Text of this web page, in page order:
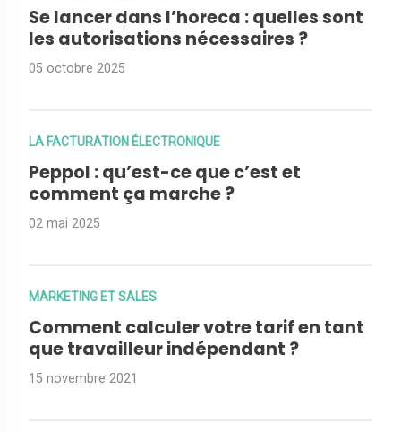
Se lancer dans l’horeca : quelles sont
les autorisations nécessaires ?
05 octobre 2025
LA FACTURATION ÉLECTRONIQUE
Peppol : qu’est-ce que c’est et
comment ça marche ?
02 mai 2025
MARKETING ET SALES
Comment calculer votre tarif en tant
que travailleur indépendant ?
15 novembre 2021